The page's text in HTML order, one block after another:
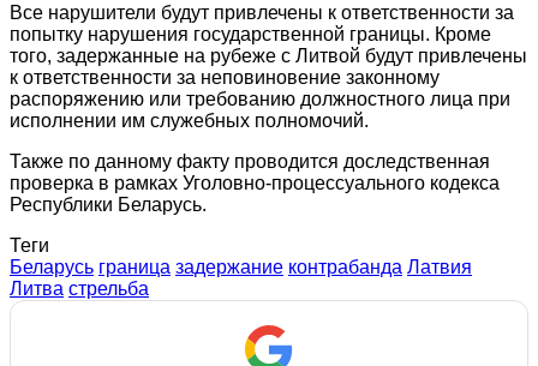
Все нарушители будут привлечены к ответственности за
попытку нарушения государственной границы. Кроме
того, задержанные на рубеже с Литвой будут привлечены
к ответственности за неповиновение законному
распоряжению или требованию должностного лица при
исполнении им служебных полномочий.
Также по данному факту проводится доследственная
проверка в рамках Уголовно-процессуального кодекса
Республики Беларусь.
Теги
Беларусь граница задержание контрабанда Латвия
Литва стрельба